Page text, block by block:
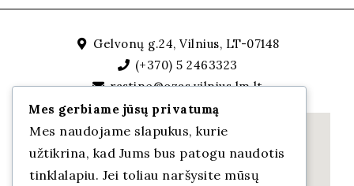
Gelvonų g.24, Vilnius, LT-07148
(+370) 5 2463323
rastine@ozas.vilnius.lm.lt
Mes gerbiame jūsų privatumą
Mes naudojame slapukus, kurie
užtikrina, kad Jums bus patogu naudotis
tinklalapiu. Jei toliau naršysite mūsų